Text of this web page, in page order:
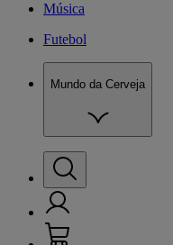
Música
Futebol
Mundo da Cerveja